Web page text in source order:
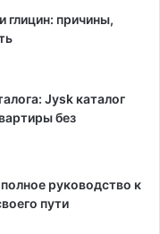
глицин: причины,
Jysk каталог
без
руководство к
пути